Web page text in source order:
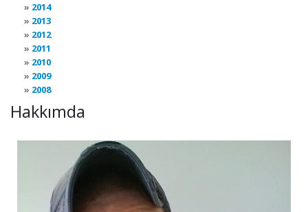
2014
2013
2012
2011
2010
2009
2008
Hakkımda